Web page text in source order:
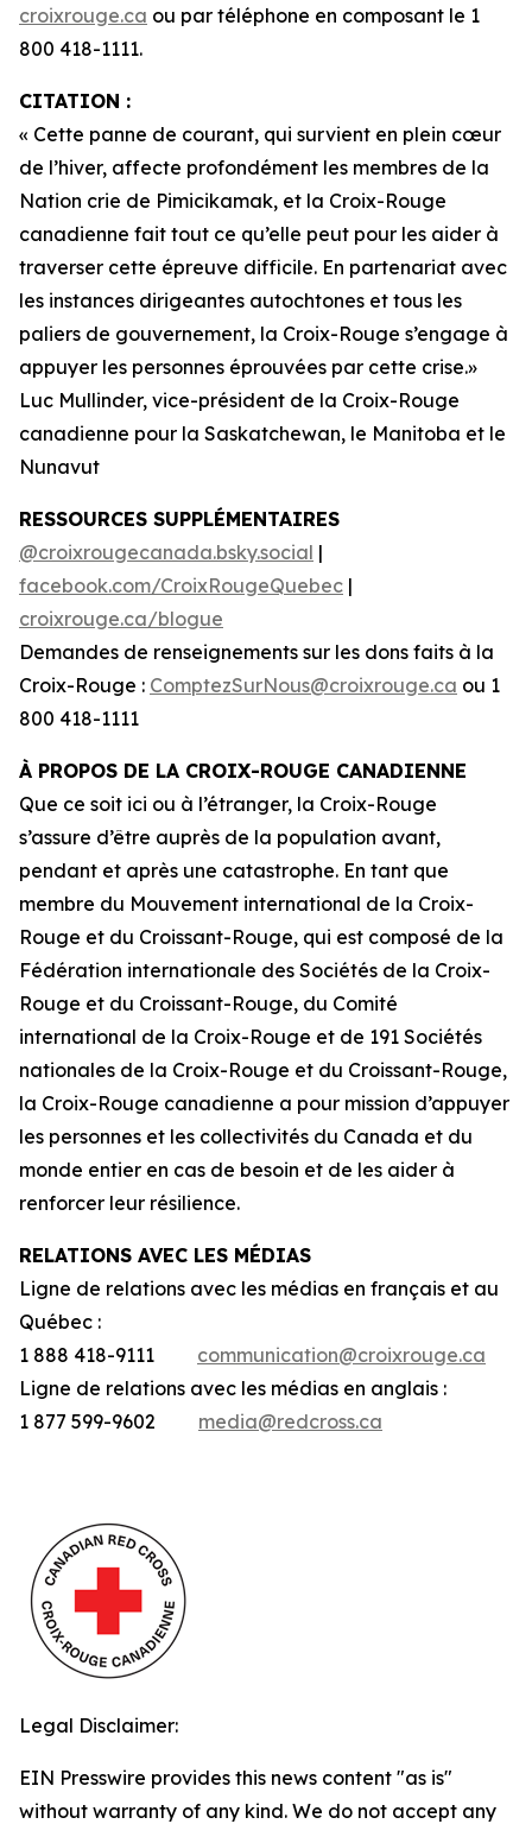
croixrouge.ca ou par téléphone en composant le 1
800 418-1111.
CITATION :
« Cette panne de courant, qui survient en plein cœur
de l’hiver, affecte profondément les membres de la
Nation crie de Pimicikamak, et la Croix-Rouge
canadienne fait tout ce qu’elle peut pour les aider à
traverser cette épreuve difficile. En partenariat avec
les instances dirigeantes autochtones et tous les
paliers de gouvernement, la Croix-Rouge s’engage à
appuyer les personnes éprouvées par cette crise.»
Luc Mullinder, vice-président de la Croix-Rouge
canadienne pour la Saskatchewan, le Manitoba et le
Nunavut
RESSOURCES SUPPLÉMENTAIRES
@croixrougecanada.bsky.social |
facebook.com/CroixRougeQuebec |
croixrouge.ca/blogue
Demandes de renseignements sur les dons faits à la
Croix-Rouge : ComptezSurNous@croixrouge.ca ou 1
800 418-1111
À PROPOS DE LA CROIX-ROUGE CANADIENNE
Que ce soit ici ou à l’étranger, la Croix-Rouge
s’assure d’être auprès de la population avant,
pendant et après une catastrophe. En tant que
membre du Mouvement international de la Croix-
Rouge et du Croissant-Rouge, qui est composé de la
Fédération internationale des Sociétés de la Croix-
Rouge et du Croissant-Rouge, du Comité
international de la Croix-Rouge et de 191 Sociétés
nationales de la Croix-Rouge et du Croissant-Rouge,
la Croix-Rouge canadienne a pour mission d’appuyer
les personnes et les collectivités du Canada et du
monde entier en cas de besoin et de les aider à
renforcer leur résilience.
RELATIONS AVEC LES MÉDIAS
Ligne de relations avec les médias en français et au
Québec :
1 888 418-9111 communication@croixrouge.ca
Ligne de relations avec les médias en anglais :
1 877 599-9602 media@redcross.ca
Legal Disclaimer:
EIN Presswire provides this news content "as is"
without warranty of any kind. We do not accept any